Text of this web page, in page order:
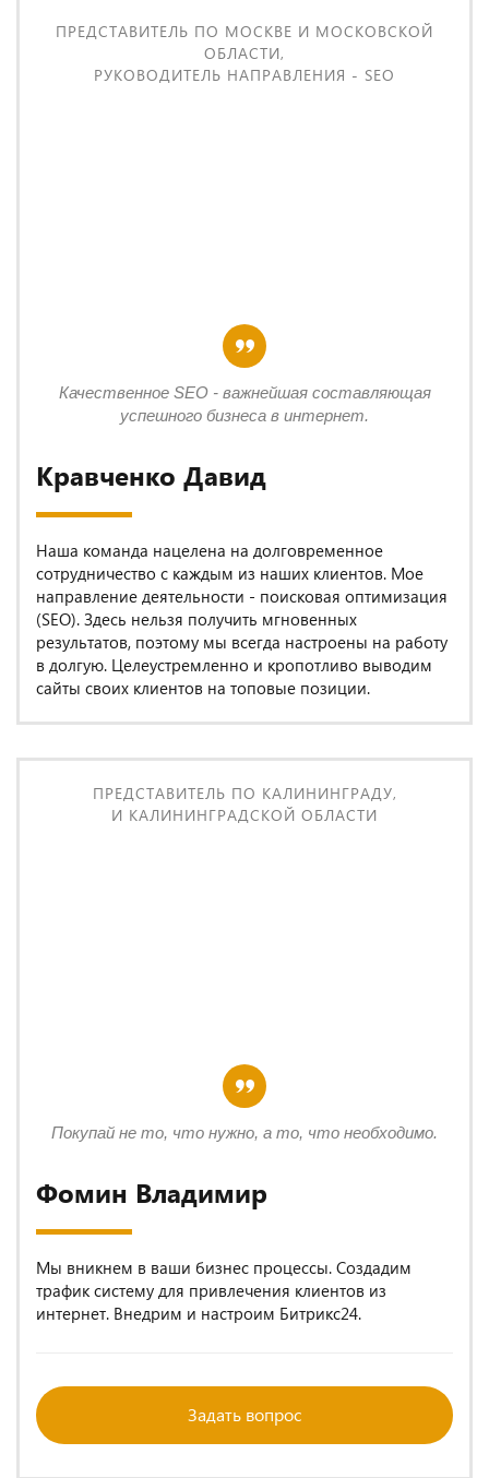
ПРЕДСТАВИТЕЛЬ ПО МОСКВЕ И МОСКОВСКОЙ
ОБЛАСТИ,
РУКОВОДИТЕЛЬ НАПРАВЛЕНИЯ - SEO
Кравченко Давид
Наша команда нацелена на долговременное
сотрудничество с каждым из наших клиентов. Мое
направление деятельности - поисковая оптимизация
(SEO). Здесь нельзя получить мгновенных
результатов, поэтому мы всегда настроены на работу
в долгую. Целеустремленно и кропотливо выводим
сайты своих клиентов на топовые позиции.
Качественное SEO - важнейшая составляющая
успешного бизнеса в интернет.
ПРЕДСТАВИТЕЛЬ ПО КАЛИНИНГРАДУ,
И КАЛИНИНГРАДСКОЙ ОБЛАСТИ
Фомин Владимир
Мы вникнем в ваши бизнес процессы. Создадим
трафик систему для привлечения клиентов из
интернет. Внедрим и настроим Битрикс24.
Задать вопрос
Покупай не то, что нужно, а то, что необходимо.